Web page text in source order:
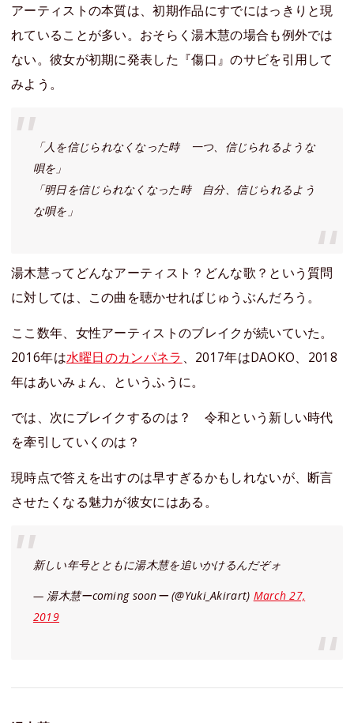
アーティストの本質は、初期作品にすでにはっきりと現
れていることが多い。おそらく湯木慧の場合も例外では
ない。彼女が初期に発表した『傷口』のサビを引用して
みよう。
「人を信じられなくなった時 一つ、信じられるような
唄を」
「明日を信じられなくなった時 自分、信じられるよう
な唄を」
湯木慧ってどんなアーティスト？どんな歌？という質問
に対しては、この曲を聴かせればじゅうぶんだろう。
ここ数年、女性アーティストのブレイクが続いていた。
2016年は水曜日のカンパネラ 、2017年はDAOKO、2018
年はあいみょん、というふうに。
では、次にブレイクするのは？ 令和という新しい時代
を牽引していくのは？
現時点で答えを出すのは早すぎるかもしれないが、断言
させたくなる魅力が彼女にはある。
新しい年号とともに湯木慧を追いかけるんだぞォ
— 湯木慧ーcoming soonー (@Yuki_Akirart) March 27,
2019